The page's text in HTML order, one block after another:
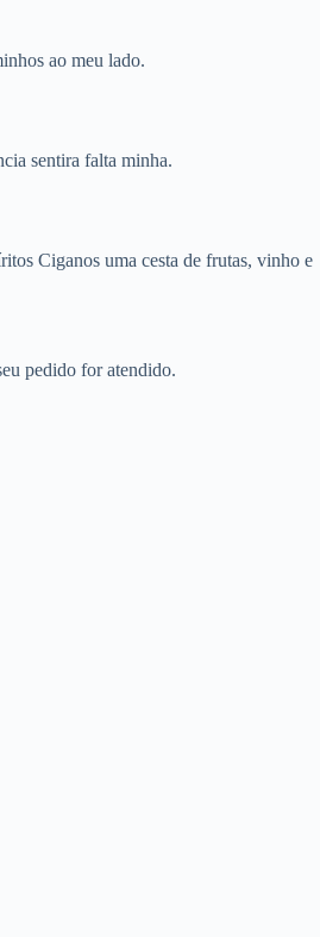
ao meu lado.
sentira falta minha.
Ciganos uma cesta de frutas, vinho e
pedido for atendido.